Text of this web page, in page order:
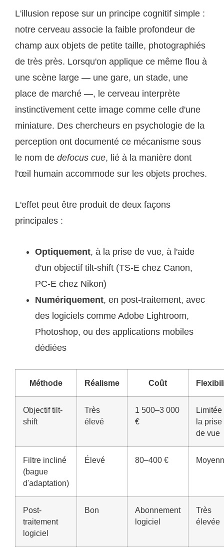
L'illusion repose sur un principe cognitif simple :
notre cerveau associe la faible profondeur de
champ aux objets de petite taille, photographiés
de très près. Lorsqu'on applique ce même flou à
une scène large — une gare, un stade, une
place de marché —, le cerveau interprète
instinctivement cette image comme celle d'une
miniature. Des chercheurs en psychologie de la
perception ont documenté ce mécanisme sous
le nom de defocus cue, lié à la manière dont
l'œil humain accommode sur les objets proches.
L'effet peut être produit de deux façons
principales :
Optiquement, à la prise de vue, à l'aide
d'un objectif tilt-shift (TS-E chez Canon,
PC-E chez Nikon)
Numériquement, en post-traitement, avec
des logiciels comme Adobe Lightroom,
Photoshop, ou des applications mobiles
dédiées
Méthode Réalisme Coût
Objectif tilt-
shift
Très
élevé
1 500–3 000
€
Limitée
la prise
de vue
Filtre incliné
(bague
d'adaptation)
Élevé 80–400 €
Post-
traitement
logiciel
Bon
Abonnement
logiciel
Très
élevée